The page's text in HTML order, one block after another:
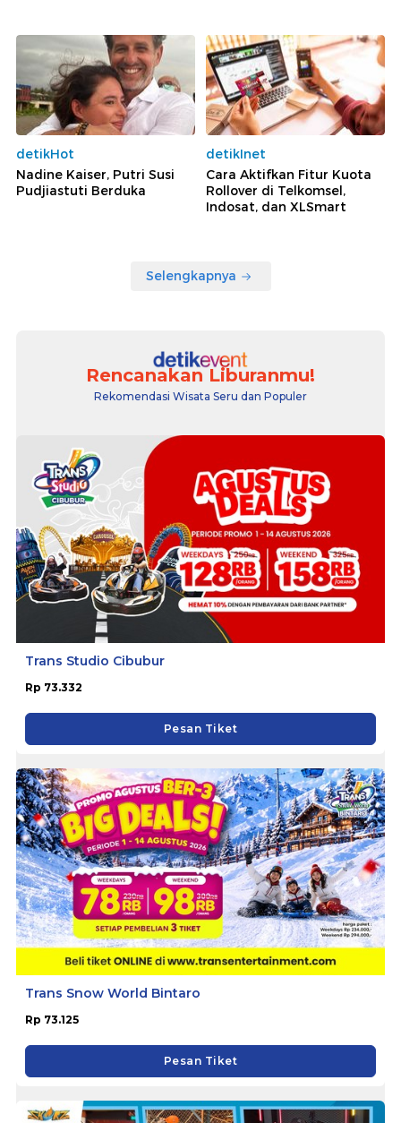
detikHot
Nadine Kaiser, Putri Susi
Pudjiastuti Berduka
detikInet
Cara Aktifkan Fitur Kuota
Rollover di Telkomsel,
Indosat, dan XLSmart
Selengkapnya
Rencanakan Liburanmu!
Rekomendasi Wisata Seru dan Populer
Trans Studio Cibubur
Rp 73.332
Pesan Tiket
Trans Snow World Bintaro
Rp 73.125
Pesan Tiket